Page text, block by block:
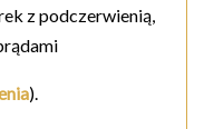
z podczerwienią,
).